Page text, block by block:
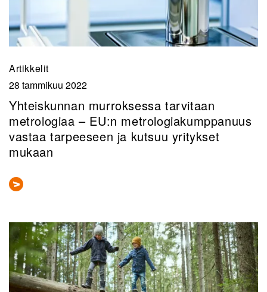
Artikkelit
28 tammikuu 2022
Yhteiskunnan murroksessa tarvitaan
metrologiaa – EU:n metrologiakumppanuus
vastaa tarpeeseen ja kutsuu yritykset
mukaan